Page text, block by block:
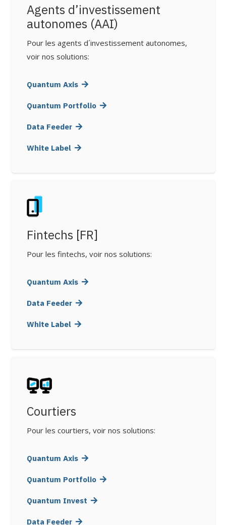
Agents d’investissement
autonomes (AAI)
Pour les agents d´investissement autonomes,
voir nos solutions:
Quantum Axis
Quantum Portfolio
Data Feeder
White Label
Fintechs [FR]
Pour les fintechs, voir nos solutions:
Quantum Axis
Data Feeder
White Label
Courtiers
Pour les courtiers, voir nos solutions:
Quantum Axis
Quantum Portfolio
Quantum Invest
Data Feeder